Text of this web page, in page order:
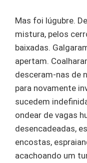
Mas foi lúgubre.
mistura, pelos
baixadas.
apertam.
desceram-nas de
para novamente
sucedem
ondear de vagas
desencadeadas,
encostas,
acachoando um